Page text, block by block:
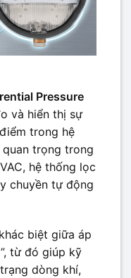
Pressure
và hiển thị sự
trong hệ
trọng trong
hệ thống lọc
chuyền tự động
biệt giữa áp
từ đó giúp kỹ
dòng khí,